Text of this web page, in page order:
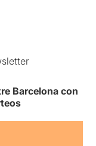
Barcelona con